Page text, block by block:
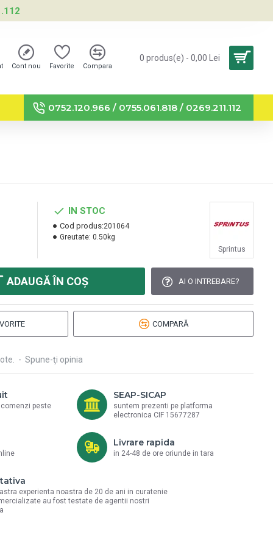
Cont nou Favorite Compara
0 produs(e) - 0,00 Lei
0752.120.966 / 0755.061.818 / 0269.211.112
- Spune-ţi opinia
IN STOC
Cod produs:201064
Greutate: 0.50kg
Sprintus
ADAUGĂ ÎN COŞ AI O INTREBARE?
COMPARĂ
peste
SEAP-SICAP
suntem prezenti pe platforma
electronica CIF 15677287
Livrare rapida
in 24-48 de ore oriunde in tara
experienta noastra de 20 de ani in curatenie
au fost testate de agentii nostri